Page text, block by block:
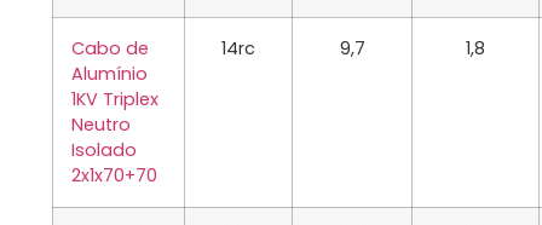
Cabo de
Alumínio
1KV Triplex
Neutro
Isolado
2x1x70+70
14rc 9,7 1,8